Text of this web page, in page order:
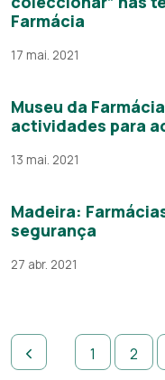
Farmácia
17 mai. 2021
Museu da
actividades para
13 mai. 2021
Madeira:
segurança
27 abr. 2021
1 2